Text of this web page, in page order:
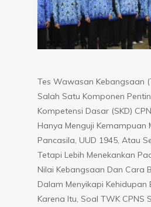
Tes Wawasan Kebangsaan
Salah Satu Komponen
Kompetensi Dasar (SKD)
Hanya Menguji Kemampuan
Pancasila, UUD 1945, Atau
Tetapi Lebih Menekankan
Nilai Kebangsaan Dan Cara
Dalam Menyikapi Kehidupan
Karena Itu, Soal TWK CPNS